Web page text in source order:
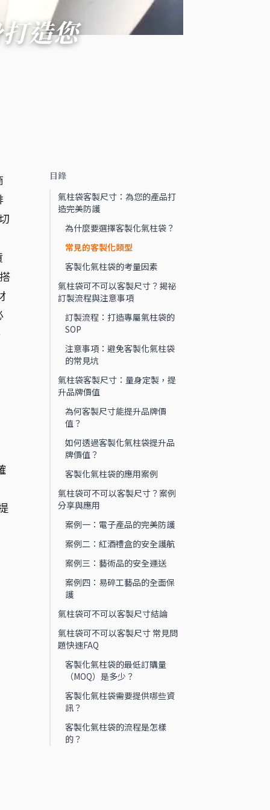
造您
目錄
氣柱袋客製尺寸：為您的產品打
造完美防護
為什麼要選擇客製化氣柱袋？
常見的客製化類型
客製化氣柱袋的考量因素
氣柱袋可不可以客製尺寸？揭祕
訂製流程與注意事項
訂製流程：打造專屬氣柱袋的
SOP
注意事項：避免客製化氣柱袋
的常見坑
氣柱袋客製尺寸：量身定製，提
升品牌價值
為何客製尺寸能提升品牌價
值？
如何透過客製化氣柱袋提升品
牌價值？
客製化氣柱袋的應用案例
氣柱袋可不可以客製尺寸？案例
分享與應用
案例一：電子產品的完美防護
案例二：紅酒禮盒的安全護航
案例三：藝術品的安全運送
案例四：易碎工藝品的全面保
護
氣柱袋可不可以客製尺寸結論
氣柱袋可不可以客製尺寸 常見問
題快速FAQ
客製化氣柱袋的最低訂購量
（MOQ）是多少？
客製化氣柱袋需要提供哪些資
訊？
客製化氣柱袋的流程是怎樣
的？